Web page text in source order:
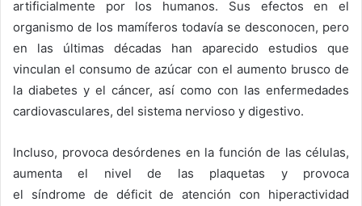
artificialmente por los humanos. Sus efectos en el
organismo de los mamíferos todavía se desconocen, pero
en las últimas décadas han aparecido estudios que
vinculan el consumo de azúcar con el aumento brusco de
la diabetes y el cáncer, así como con las enfermedades
cardiovasculares, del sistema nervioso y digestivo.
Incluso, provoca desórdenes en la función de las células,
aumenta el nivel de las plaquetas y provoca
el síndrome de déficit de atención con hiperactividad